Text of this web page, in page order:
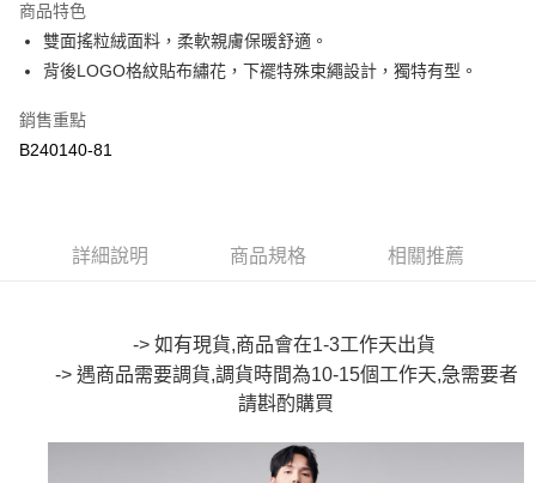
Apple Pay
街口支付
悠遊付
大哥付你分期
1.本服務由台灣大哥大提供，台灣大哥大用戶可立即使用無須另外申請。
2.付款方式選擇「大哥付你分期」，訂單成立後會自動跳轉到大哥付的交易
流程，驗證手機門號後，選擇欲分期的期數、繳款截止日，確認付款後即完
4.訂單成立30分鐘內，如未前往確認交易或遇審核未通過，訂單將自動取
消。如遇「轉專審核」未通過狀況，表示未達大哥付你分期系統評分，恕無
相關說明
【關於「AFTEE先享後付」】
AFTEE先享後付是「在收到商品之後才付款」的支付方式。 讓您購物簡單
１．簡單：不需註冊會員、不需綁卡、不需儲值。
２．便利：只要手機號碼，簡訊認證，即可結帳。
商品特色
雙面搖粒絨面料，柔軟親膚保暖舒適。
背後LOGO格紋貼布繡花，下襬特殊束繩設計，獨特有型。
銷售重點
B240140-81
詳細說明 商品規格 相關推薦
-> 如有現貨,商品會在1-3工作天出貨
-> 遇商品需要調貨,調貨時間為10-15個工作天,急需要者
請斟酌購買